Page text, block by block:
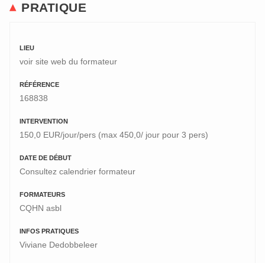
PRATIQUE
LIEU
voir site web du formateur
RÉFÉRENCE
168838
INTERVENTION
150,0 EUR/jour/pers (max 450,0/ jour pour 3 pers)
DATE DE DÉBUT
Consultez calendrier formateur
FORMATEURS
CQHN asbl
INFOS PRATIQUES
Viviane Dedobbeleer